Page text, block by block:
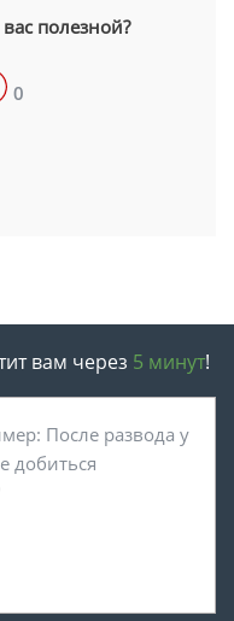
полезной?
0
вам через 5 минут!